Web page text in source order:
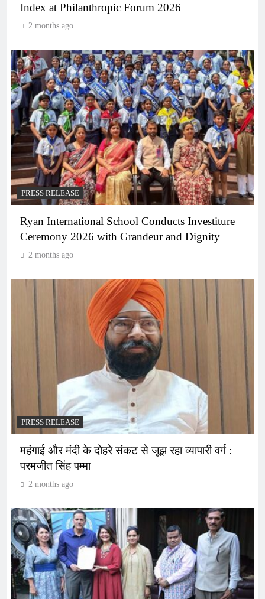
Index at Philanthropic Forum 2026
2 months ago
PRESS RELEASE
Ryan International School Conducts Investiture
Ceremony 2026 with Grandeur and Dignity
2 months ago
PRESS RELEASE
महंगाई और मंदी के दोहरे संकट से जूझ रहा व्यापारी वर्ग :
परमजीत सिंह पम्मा
2 months ago